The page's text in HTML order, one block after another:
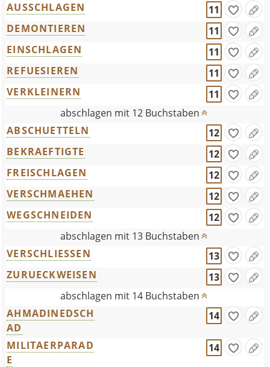
AUSSCHLAGEN
11
DEMONTIEREN
11
EINSCHLAGEN
11
REFUESIEREN
11
VERKLEINERN
11
abschlagen mit 12 Buchstaben
ABSCHUETTELN
12
BEKRAEFTIGTE
12
FREISCHLAGEN
12
VERSCHMAEHEN
12
WEGSCHNEIDEN
12
abschlagen mit 13 Buchstaben
VERSCHLIESSEN
13
ZURUECKWEISEN
13
abschlagen mit 14 Buchstaben
AHMADINEDSCH
AD
14
MILITAERPARAD
E
14